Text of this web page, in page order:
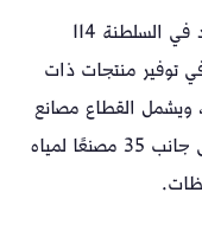
الصناعات الغذائية والسمكية: يوجد في السلطنة 114
توفير منتجات ذات
ويشمل القطاع مصانع
الألبان والعصائر وتعليب التمور، إلى جانب 35 مصنعًا لمياه